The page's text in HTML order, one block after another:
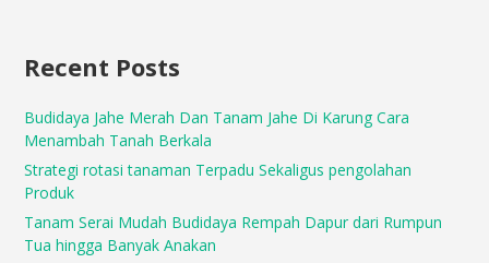
Recent Posts
Budidaya Jahe Merah Dan Tanam Jahe Di Karung Cara
Menambah Tanah Berkala
Strategi rotasi tanaman Terpadu Sekaligus pengolahan
Produk
Tanam Serai Mudah Budidaya Rempah Dapur dari Rumpun
Tua hingga Banyak Anakan